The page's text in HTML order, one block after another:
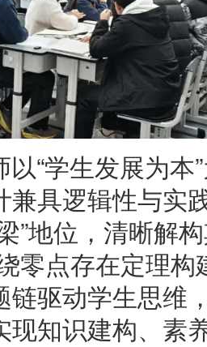
以“学生发展为
兼具逻辑性与实
”地位，清晰解
零点存在定理
链驱动学生思维
现知识建构、素